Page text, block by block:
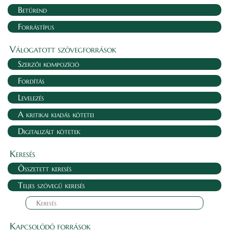
Betűrend
Forrástípus
Válogatott szövegforrások
Szerzői kompozíció
Fordítás
Levelezés
A kritikai kiadás kötetei
Digitalizált kötetek
Keresés
Összetett keresés
Teljes szövegű keresés
Kapcsolódó források